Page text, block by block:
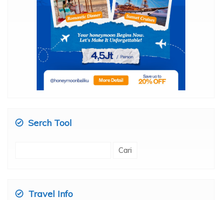
Serch Tool
Travel Info